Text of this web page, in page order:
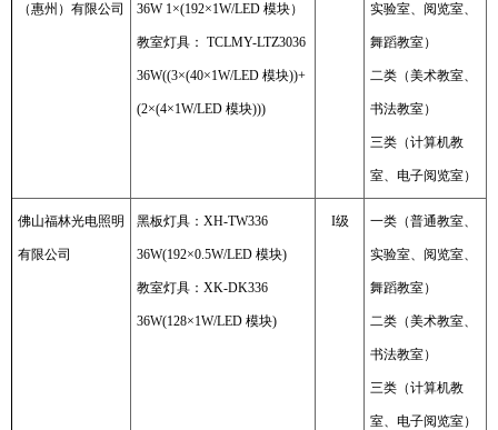
（惠州）有限公司 36W 1×(192×1W/LED 模块）
教室灯具： TCLMY-LTZ3036
36W((3×(40×1W/LED 模块))+
(2×(4×1W/LED 模块)))
实验室、阅览室、
舞蹈教室）
二类（美术教室、
书法教室）
三类（计算机教
室、电子阅览室）
佛山福林光电照明
有限公司
黑板灯具：XH-TW336
36W(192×0.5W/LED 模块)
教室灯具：XK-DK336
36W(128×1W/LED 模块)
I级 一类（普通教室、
实验室、阅览室、
舞蹈教室）
二类（美术教室、
书法教室）
三类（计算机教
室、电子阅览室）